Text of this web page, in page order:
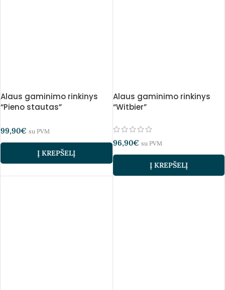
Alaus gaminimo rinkinys
“Pieno stautas”
99,90€ su PVM
Į KREPŠELĮ
Alaus gaminimo rinkinys
“Witbier”
96,90€ su PVM
Į KREPŠELĮ